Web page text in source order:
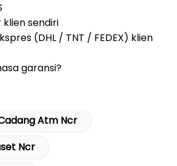
sendiri
(DHL / TNT / FEDEX) klien
garansi?
Atm Ncr
Ncr